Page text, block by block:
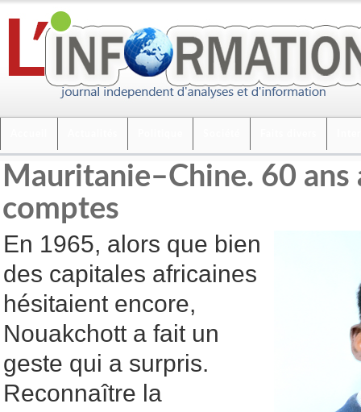
Mauritanie–Chine. 60 ans
comptes
En 1965, alors que bien
des capitales africaines
hésitaient encore,
Nouakchott a fait un
geste qui a surpris.
Reconnaître la